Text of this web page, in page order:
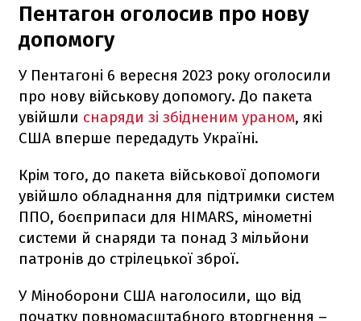
Пентагон оголосив про нову
допомогу
У Пентагоні 6 вересня 2023 року оголосили
про нову військову допомогу. До пакета
увійшли снаряди зі збідненим ураном, які
США вперше передадуть Україні.
Крім того, до пакета військової допомоги
увійшло обладнання для підтримки систем
ППО, боєприпаси для HIMARS, мінометні
системи й снаряди та понад 3 мільйони
патронів до стрілецької зброї.
У Міноборони США наголосили, що від
початку повномасштабного вторгнення –